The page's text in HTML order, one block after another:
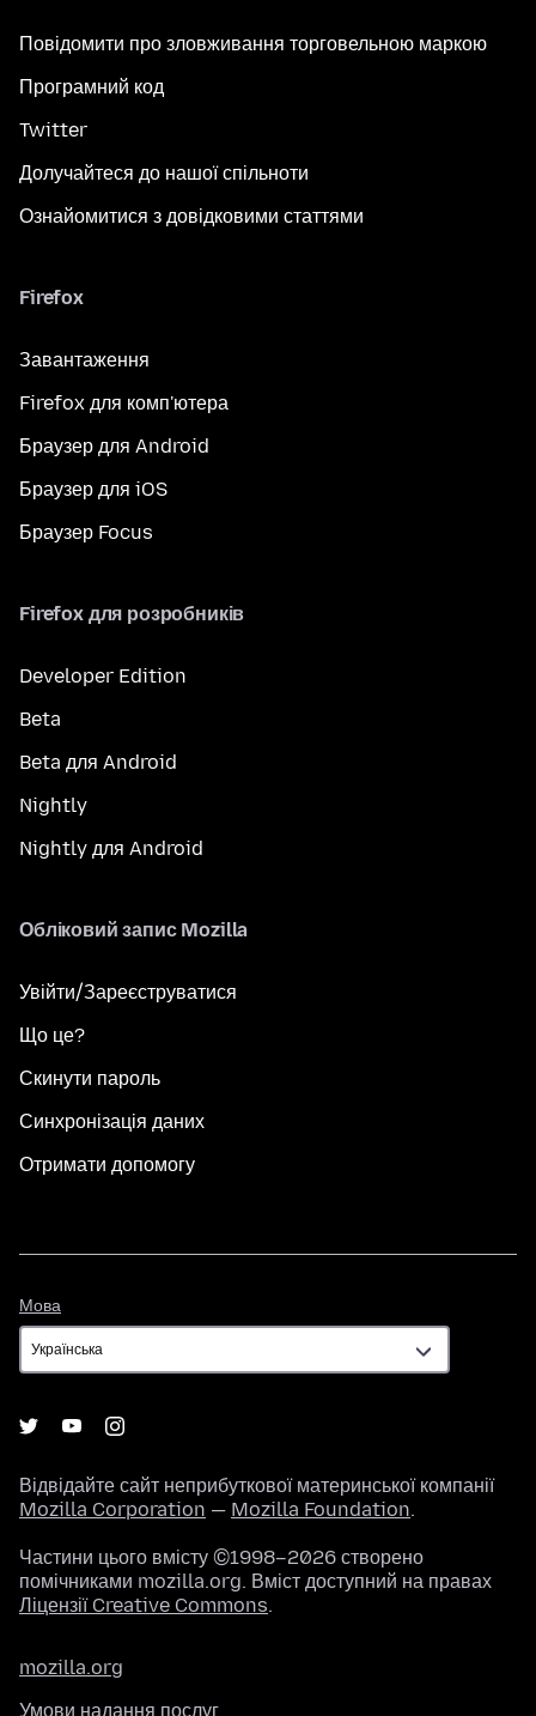
Повідомити про зловживання торговельною маркою
Програмний код
Twitter
Долучайтеся до нашої спільноти
Ознайомитися з довідковими статтями
Firefox
Завантаження
Firefox для комп'ютера
Браузер для Android
Браузер для iOS
Браузер Focus
Firefox для розробників
Developer Edition
Beta
Beta для Android
Nightly
Nightly для Android
Обліковий запис Mozilla
Увійти/Зареєструватися
Що це?
Скинути пароль
Синхронізація даних
Отримати допомогу
Мова
Відвідайте сайт неприбуткової материнської компанії
Mozilla Corporation — Mozilla Foundation.
Частини цього вмісту ©1998–2026 створено
помічниками mozilla.org. Вміст доступний на правах
Ліцензії Creative Commons.
mozilla.org
Умови надання послуг